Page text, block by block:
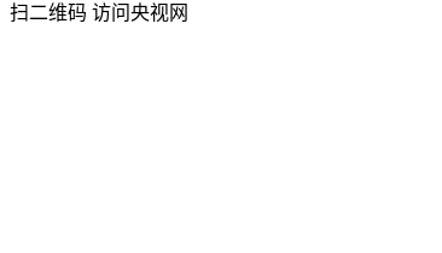
扫二维码 访问央视网